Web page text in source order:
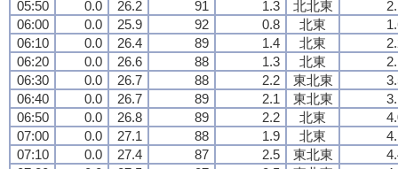
05:50
0.0 26.2 91 1.3 北北東
06:00
0.0 25.9 92 0.8 北東
06:10
0.0 26.4 89 1.4 北東
06:20
0.0 26.6 88 1.3 北東
06:30
0.0 26.7 88 2.2 東北東
06:40
0.0 26.7 89 2.1 東北東
06:50
0.0 26.8 89 2.2 北東
07:00
0.0 27.1 88 1.9 北東
07:10
0.0 27.4 87 2.5 東北東